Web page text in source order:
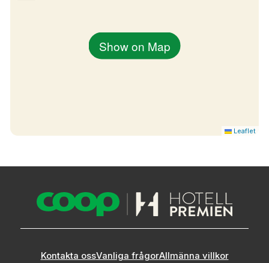
Show on Map
Leaflet
Kontakta ossVanliga frågorAllmänna villkor